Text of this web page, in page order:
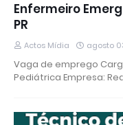
Enfermeiro
PR
Actos Mídia agosto
Vaga de emprego
Pediátrica Empresa: